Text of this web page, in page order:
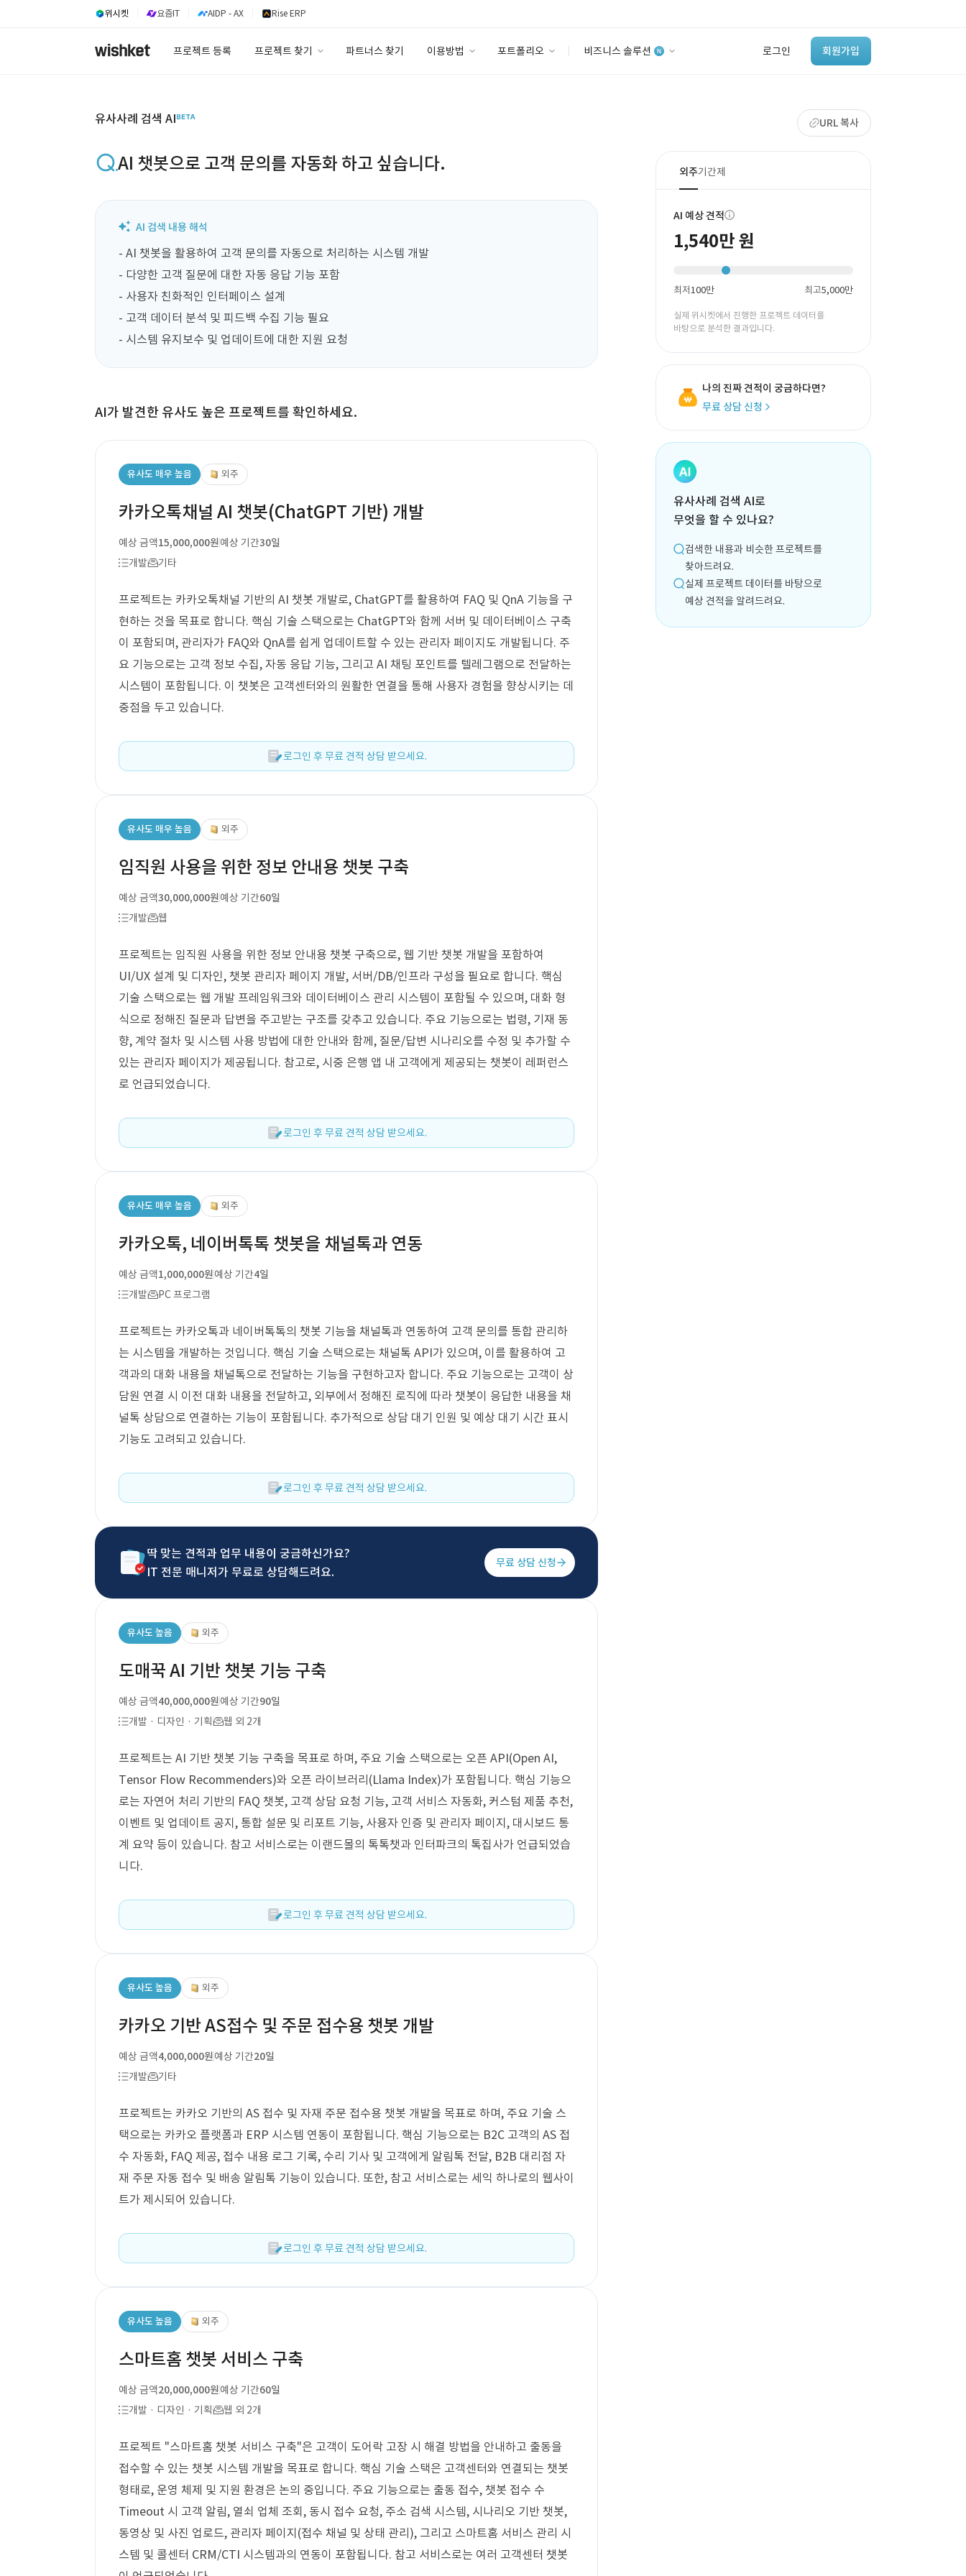
위시켓 요즘IT AIDP - AX Rise ERP
프로젝트 등록 프로젝트 찾기 파트너스 찾기 이용방법 포트폴리오 비즈니스 솔루션 로그인 회원가입
‘이런 거’ 만들어본
개발 회사 있어?
바로가기
유사사례 검색 AI URL 복사
AI 챗봇으로 고객 문의를 자동화 하고 싶습니다.
- AI 챗봇을 활용하여 고객 문의를 자동으로 처리하는 시스템 개발
- 다양한 고객 질문에 대한 자동 응답 기능 포함
- 사용자 친화적인 인터페이스 설계
- 고객 데이터 분석 및 피드백 수집 기능 필요
- 시스템 유지보수 및 업데이트에 대한 지원 요청
AI가 발견한 유사도 높은 프로젝트를 확인하세요.
유사도 매우 높음 외주
카카오톡채널 AI 챗봇(ChatGPT 기반) 개발
예상 금액15,000,000원예상 기간30일
개발
기타
프로젝트는 카카오톡채널 기반의 AI 챗봇 개발로, ChatGPT를 활용하여 FAQ 및 QnA 기능을 구
현하는 것을 목표로 합니다. 핵심 기술 스택으로는 ChatGPT와 함께 서버 및 데이터베이스 구축
이 포함되며, 관리자가 FAQ와 QnA를 쉽게 업데이트할 수 있는 관리자 페이지도 개발됩니다. 주
요 기능으로는 고객 정보 수집, 자동 응답 기능, 그리고 AI 채팅 포인트를 텔레그램으로 전달하는
시스템이 포함됩니다. 이 챗봇은 고객센터와의 원활한 연결을 통해 사용자 경험을 향상시키는 데
중점을 두고 있습니다.
로그인 후 무료 견적 상담 받으세요.
유사도 매우 높음 외주
임직원 사용을 위한 정보 안내용 챗봇 구축
예상 금액30,000,000원예상 기간60일
개발
웹
프로젝트는 임직원 사용을 위한 정보 안내용 챗봇 구축으로, 웹 기반 챗봇 개발을 포함하여
UI/UX 설계 및 디자인, 챗봇 관리자 페이지 개발, 서버/DB/인프라 구성을 필요로 합니다. 핵심
기술 스택으로는 웹 개발 프레임워크와 데이터베이스 관리 시스템이 포함될 수 있으며, 대화 형
식으로 정해진 질문과 답변을 주고받는 구조를 갖추고 있습니다. 주요 기능으로는 법령, 기재 동
향, 계약 절차 및 시스템 사용 방법에 대한 안내와 함께, 질문/답변 시나리오를 수정 및 추가할 수
있는 관리자 페이지가 제공됩니다. 참고로, 시중 은행 앱 내 고객에게 제공되는 챗봇이 레퍼런스
로 언급되었습니다.
로그인 후 무료 견적 상담 받으세요.
유사도 매우 높음 외주
카카오톡, 네이버톡톡 챗봇을 채널톡과 연동
예상 금액1,000,000원예상 기간4일
개발
PC 프로그램
프로젝트는 카카오톡과 네이버톡톡의 챗봇 기능을 채널톡과 연동하여 고객 문의를 통합 관리하
는 시스템을 개발하는 것입니다. 핵심 기술 스택으로는 채널톡 API가 있으며, 이를 활용하여 고
객과의 대화 내용을 채널톡으로 전달하는 기능을 구현하고자 합니다. 주요 기능으로는 고객이 상
담원 연결 시 이전 대화 내용을 전달하고, 외부에서 정해진 로직에 따라 챗봇이 응답한 내용을 채
널톡 상담으로 연결하는 기능이 포함됩니다. 추가적으로 상담 대기 인원 및 예상 대기 시간 표시
기능도 고려되고 있습니다.
로그인 후 무료 견적 상담 받으세요.
딱 맞는 견적과 업무 내용이 궁금하신가요?
IT 전문 매니저가 무료로 상담해드려요.
무료 상담 신청
유사도 높음 외주
도매꾹 AI 기반 챗봇 기능 구축
예상 금액40,000,000원예상 기간90일
개발 · 디자인 · 기획
웹 외 2개
프로젝트는 AI 기반 챗봇 기능 구축을 목표로 하며, 주요 기술 스택으로는 오픈 API(Open AI,
Tensor Flow Recommenders)와 오픈 라이브러리(Llama Index)가 포함됩니다. 핵심 기능으
로는 자연어 처리 기반의 FAQ 챗봇, 고객 상담 요청 기능, 고객 서비스 자동화, 커스텀 제품 추천,
이벤트 및 업데이트 공지, 통합 설문 및 리포트 기능, 사용자 인증 및 관리자 페이지, 대시보드 통
계 요약 등이 있습니다. 참고 서비스로는 이랜드몰의 톡톡챗과 인터파크의 톡집사가 언급되었습
니다.
로그인 후 무료 견적 상담 받으세요.
유사도 높음 외주
카카오 기반 AS접수 및 주문 접수용 챗봇 개발
예상 금액4,000,000원예상 기간20일
개발
기타
프로젝트는 카카오 기반의 AS 접수 및 자재 주문 접수용 챗봇 개발을 목표로 하며, 주요 기술 스
택으로는 카카오 플랫폼과 ERP 시스템 연동이 포함됩니다. 핵심 기능으로는 B2C 고객의 AS 접
수 자동화, FAQ 제공, 접수 내용 로그 기록, 수리 기사 및 고객에게 알림톡 전달, B2B 대리점 자
재 주문 자동 접수 및 배송 알림톡 기능이 있습니다. 또한, 참고 서비스로는 세익 하나로의 웹사이
트가 제시되어 있습니다.
로그인 후 무료 견적 상담 받으세요.
유사도 높음 외주
스마트홈 챗봇 서비스 구축
예상 금액20,000,000원예상 기간60일
개발 · 디자인 · 기획
웹 외 2개
프로젝트 "스마트홈 챗봇 서비스 구축"은 고객이 도어락 고장 시 해결 방법을 안내하고 출동을
접수할 수 있는 챗봇 시스템 개발을 목표로 합니다. 핵심 기술 스택은 고객센터와 연결되는 챗봇
형태로, 운영 체제 및 지원 환경은 논의 중입니다. 주요 기능으로는 출동 접수, 챗봇 접수 수
Timeout 시 고객 알림, 열쇠 업체 조회, 동시 접수 요청, 주소 검색 시스템, 시나리오 기반 챗봇,
동영상 및 사진 업로드, 관리자 페이지(접수 채널 및 상태 관리), 그리고 스마트홈 서비스 관리 시
스템 및 콜센터 CRM/CTI 시스템과의 연동이 포함됩니다. 참고 서비스로는 여러 고객센터 챗봇
외주기간제
AI 예상 견적
1,540만 원
최저100만 최고5,000만
실제 위시켓에서 진행한 프로젝트 데이터를
바탕으로 분석한 결과입니다.
나의 진짜 견적이 궁금하다면?
무료 상담 신청
유사사례 검색 AI로
무엇을 할 수 있나요?
검색한 내용과 비슷한 프로젝트를
찾아드려요.
실제 프로젝트 데이터를 바탕으로
예상 견적을 알려드려요.